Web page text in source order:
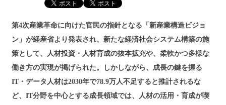
第4次産業革命に向けた官民の指針となる「新産業構造ビジョ
ン」が経産省より発表され、新たな経済社会システム構築の施
策として、人材投資・人材育成の抜本拡充や、柔軟かつ多様な
働き方の実現が掲げられた。しかしながら、成長の鍵を握る
IT・データ人材は2030年で78.9万人不足すると推計されるな
ど、IT分野を中心とする成長領域では、人材の活用・育成が喫